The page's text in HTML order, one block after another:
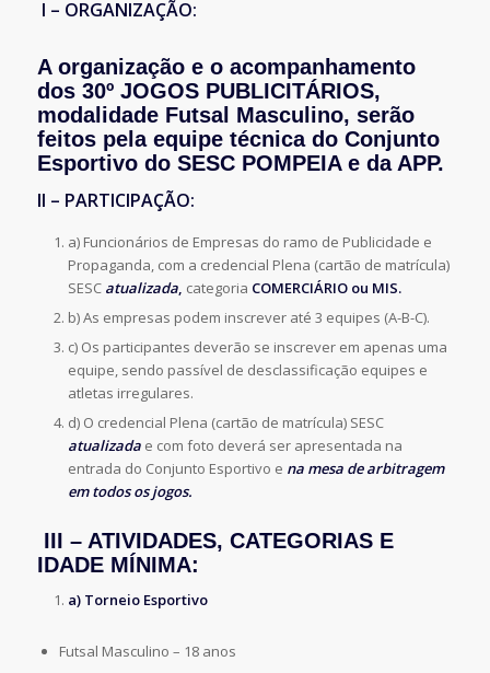
I – ORGANIZAÇÃO:
A organização e o acompanhamento
dos 30º JOGOS PUBLICITÁRIOS,
modalidade Futsal Masculino, serão
feitos pela equipe técnica do Conjunto
Esportivo do SESC POMPEIA e da APP.
II – PARTICIPAÇÃO:
a) Funcionários de Empresas do ramo de Publicidade e
Propaganda, com a credencial Plena (cartão de matrícula)
SESC atualizada, categoria COMERCIÁRIO ou MIS.
b) As empresas podem inscrever até 3 equipes (A-B-C).
c) Os participantes deverão se inscrever em apenas uma
equipe, sendo passível de desclassificação equipes e
atletas irregulares.
d) O credencial Plena (cartão de matrícula) SESC
atualizadae com foto deverá ser apresentada na
entrada do Conjunto Esportivo e na mesa de arbitragem
em todos os jogos.
III – ATIVIDADES, CATEGORIAS E
IDADE MÍNIMA:
a) Torneio Esportivo
Futsal Masculino – 18 anos